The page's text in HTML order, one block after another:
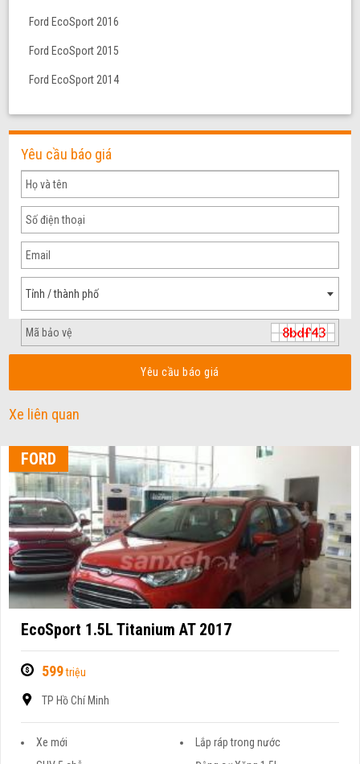
Ford EcoSport 2016
Ford EcoSport 2015
Ford EcoSport 2014
Yêu cầu báo giá
Tỉnh / thành phố
Yêu cầu báo giá
Xe liên quan
FORD
EcoSport 1.5L Titanium AT 2017
599triệu
TP Hồ Chí Minh
Xe mới
Lắp ráp trong nước